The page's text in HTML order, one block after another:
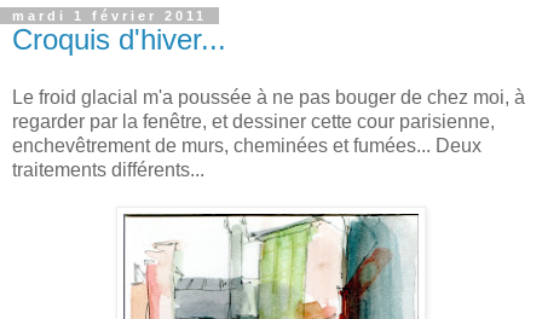
mardi 1 février 2011
Croquis d'hiver...
Le froid glacial m'a poussée à ne pas bouger de chez moi, à
regarder par la fenêtre, et dessiner cette cour parisienne,
enchevêtrement de murs, cheminées et fumées... Deux
traitements différents...